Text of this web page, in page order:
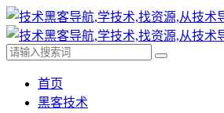
首页
黑客技术